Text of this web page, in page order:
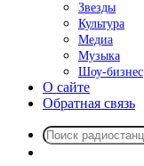
Звезды
Культура
Медиа
Музыка
Шоу-бизнес
О сайте
Обратная связь